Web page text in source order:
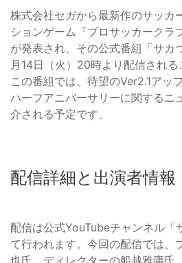
株式会社セガから最新作のサッカ
ションゲーム『プロサッカークラ
が発表され、その公式番組「サ
月14日（火）20時より配信される
この番組では、待望のVer2.1アッ
ハーフアニバーサリーに関するニ
介される予定です。
配信詳細と出演者情報
配信は公式YouTubeチャンネル「
て行われます。今回の配信では、